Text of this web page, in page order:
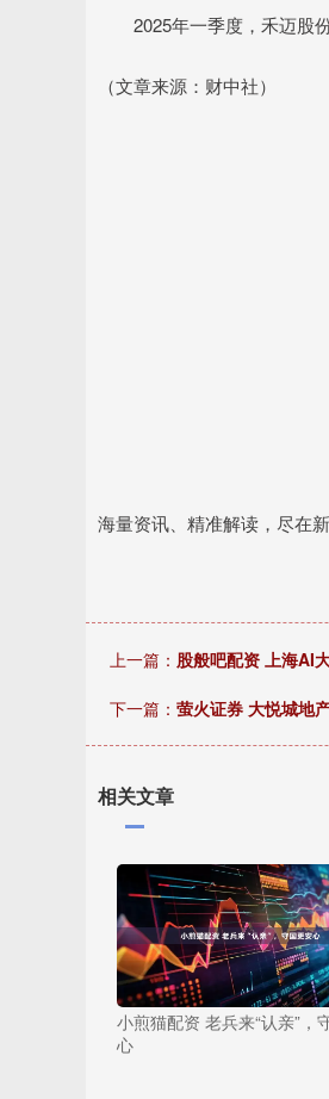
2025年一季度，禾迈股份
（文章来源：财中社）
海量资讯、精准解读，尽在
上一篇： 股般吧配资 上海AI
下一篇： 萤火证券 大悦城地
相关文章
小煎猫配资 老兵来“认亲”，
心